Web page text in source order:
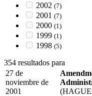
2002 (7)
2001 (7)
2000 (1)
1999 (1)
1998 (5)
354 resultados para
27 de
noviembre de
2001